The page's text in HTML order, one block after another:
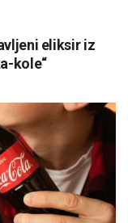
eliksir iz
kole“